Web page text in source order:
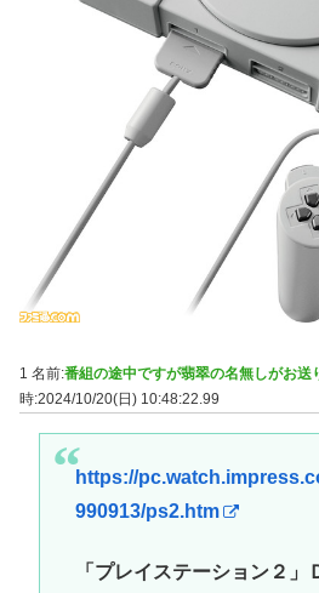
1 名前:番組の途中ですが翡翠の名無しがお送
時:2024/10/20(日) 10:48:22.99
https://
990913/ps2.htm
「プレイステーション２」